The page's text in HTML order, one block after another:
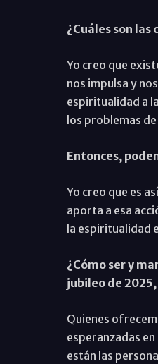
¿Cuáles son
Yo creo que
nos impulsa y
espiritualidad a
los problemas
Entonces,
Yo creo que es
aporta a esa
la espiritualidad
¿Cómo ser y
jubileo de
Quienes
esperanzadas
están las